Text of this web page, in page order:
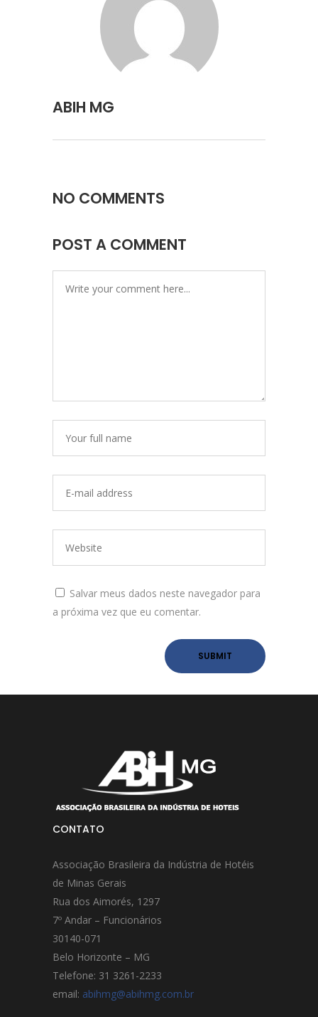
ABIH MG
NO COMMENTS
POST A COMMENT
Salvar meus dados neste navegador para
a próxima vez que eu comentar.
CONTATO
Associação Brasileira da Indústria de Hotéis
de Minas Gerais
Rua dos Aimorés, 1297
7º Andar – Funcionários
30140-071
Belo Horizonte – MG
Telefone: 31 3261-2233
email: abihmg@abihmg.com.br